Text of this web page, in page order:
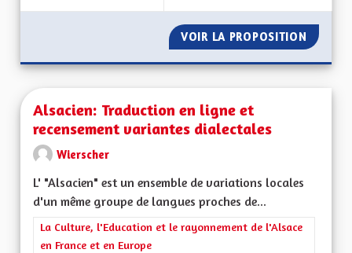
VOIR LA PROPOSITION
Alsacien: Traduction en ligne et
recensement variantes dialectales
Wierscher
L' "Alsacien" est un ensemble de variations locales
d'un même groupe de langues proches de...
Filtrer les résultats de la catégorie : La Culture, l'Education et
La Culture, l'Education et le rayonnement de l'Alsace
en France et en Europe